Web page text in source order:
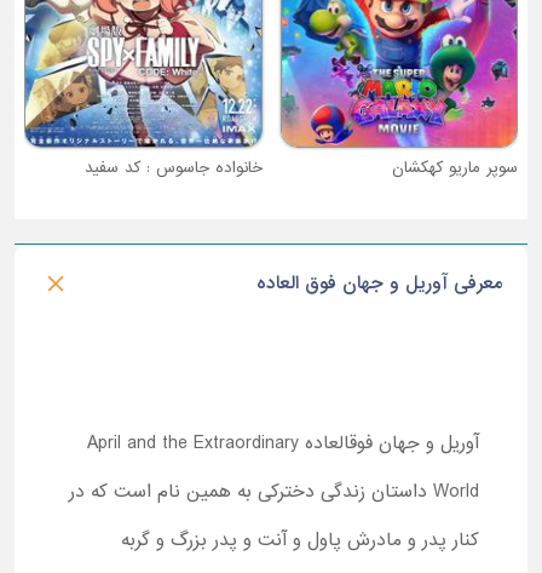
سوپر ماریو کهکشان خانواده جاسوس : کد سفید
معرفی آوریل و جهان فوق العاده
آوریل و جهان فوق‎العاده April and the Extraordinary
World داستان زندگی دخترکی به همین نام است که در
کنار پدر و مادرش پاول و آنت و پدر بزرگ و گربه